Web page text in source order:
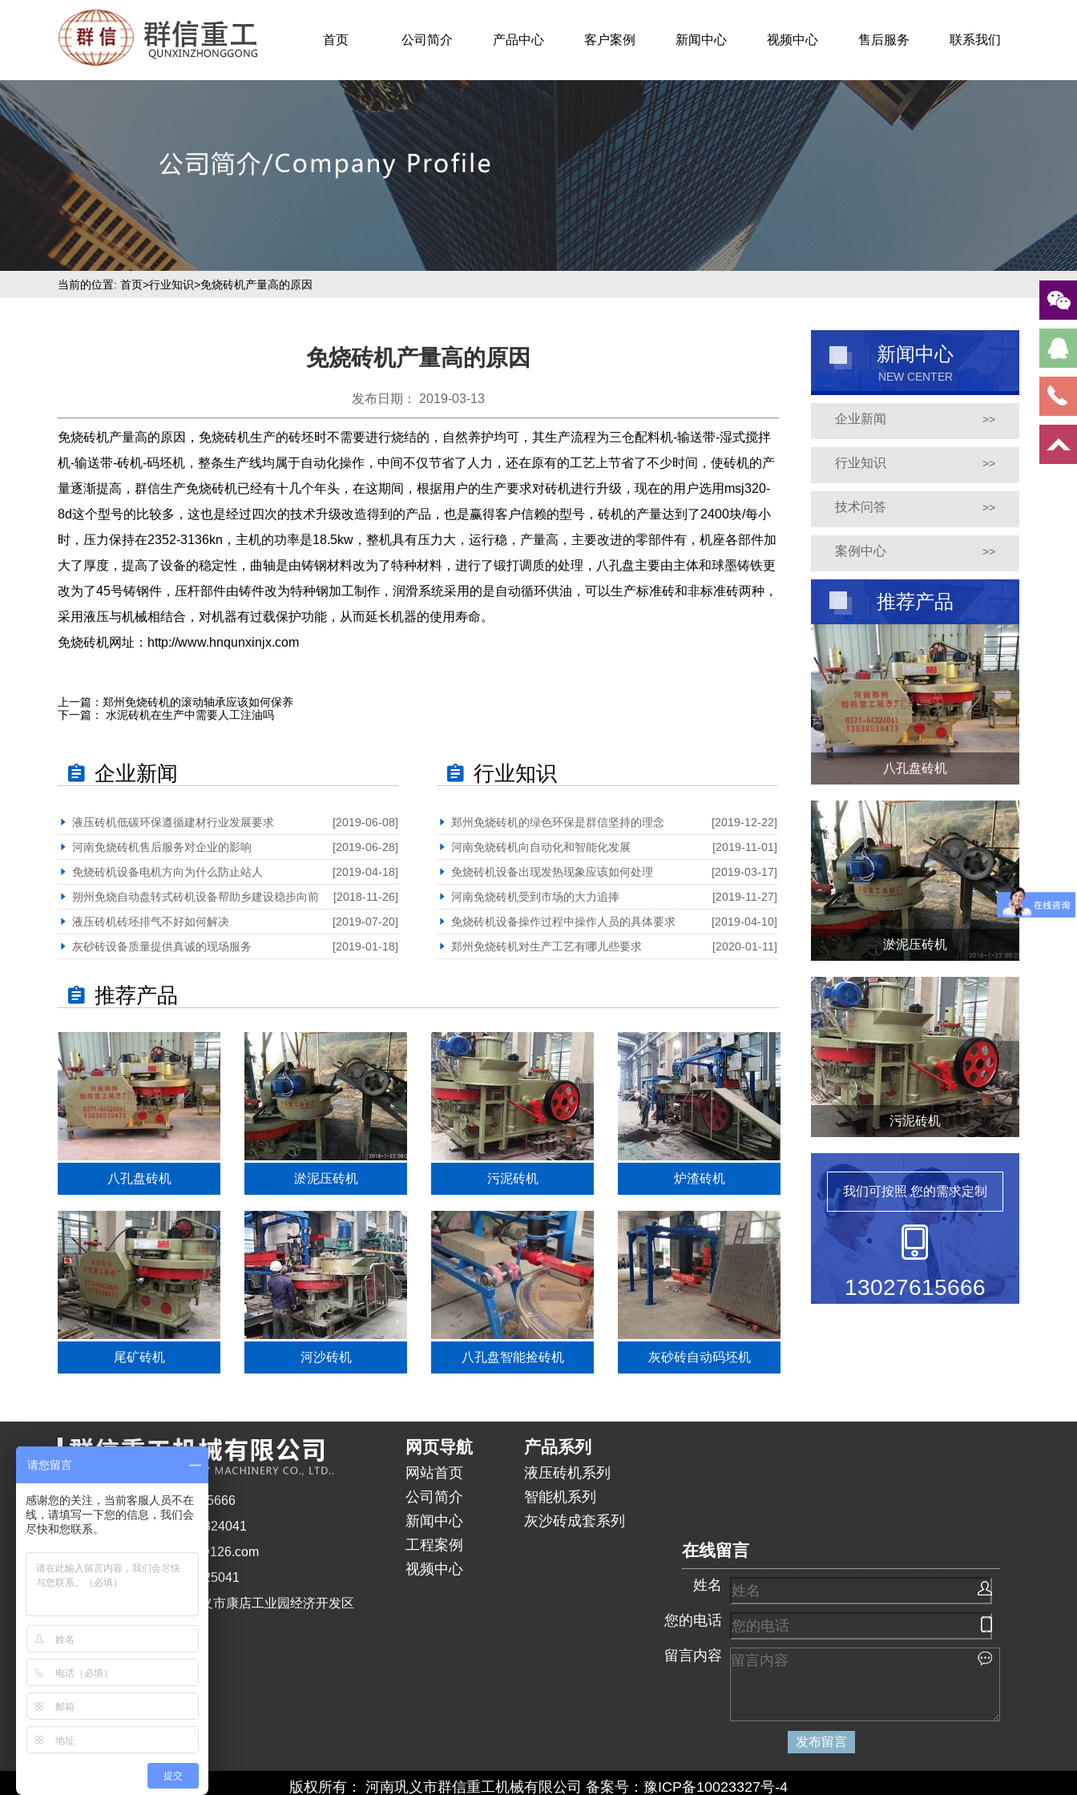
首页 公司简介 产品中心 客户案例 新闻中心 视频中心 售后服务 联系我们
当前的位置: 首页>行业知识>免烧砖机产量高的原因
新闻中心
NEW CENTER
企业新闻 >>
行业知识 >>
技术问答 >>
案例中心 >>
推荐产品
八孔盘砖机
淤泥压砖机
污泥砖机
我们可按照您的需求定制
13027615666
免烧砖机产量高的原因
发布日期： 2019-03-13
免烧砖机产量高的原因，免烧砖机生产的砖坯时不需要进行烧结的，自然养护均可，其生产流程为三仓配料机-输送带-湿式搅拌
机-输送带-砖机-码坯机，整条生产线均属于自动化操作，中间不仅节省了人力，还在原有的工艺上节省了不少时间，使砖机的产
量逐渐提高，群信生产免烧砖机已经有十几个年头，在这期间，根据用户的生产要求对砖机进行升级，现在的用户选用msj320-
8d这个型号的比较多，这也是经过四次的技术升级改造得到的产品，也是赢得客户信赖的型号，砖机的产量达到了2400块/每小
时，压力保持在2352-3136kn，主机的功率是18.5kw，整机具有压力大，运行稳，产量高，主要改进的零部件有，机座各部件加
大了厚度，提高了设备的稳定性，曲轴是由铸钢材料改为了特种材料，进行了锻打调质的处理，八孔盘主要由主体和球墨铸铁更
改为了45号铸钢件，压杆部件由铸件改为特种钢加工制作，润滑系统采用的是自动循环供油，可以生产标准砖和非标准砖两种，
采用液压与机械相结合，对机器有过载保护功能，从而延长机器的使用寿命。
免烧砖机网址：http://www.hnqunxinjx.com
上一篇： 郑州免烧砖机的滚动轴承应该如何保养
下一篇：
水泥砖机在生产中需要人工注油吗
企业新闻
液压砖机低碳环保遵循建材行业发展要求
[2019-06-08]
河南免烧砖机售后服务对企业的影响
[2019-06-28]
免烧砖机设备电机方向为什么防止站人
[2019-04-18]
朔州免烧自动盘转式砖机设备帮助乡建设稳步向前
[2018-11-26]
液压砖机砖坯排气不好如何解决
[2019-07-20]
灰砂砖设备质量提供真诚的现场服务
[2019-01-18]
行业知识
郑州免烧砖机的绿色环保是群信坚持的理念
[2019-12-22]
河南免烧砖机向自动化和智能化发展
[2019-11-01]
免烧砖机设备出现发热现象应该如何处理
[2019-03-17]
河南免烧砖机受到市场的大力追捧
[2019-11-27]
免烧砖机设备操作过程中操作人员的具体要求
[2019-04-10]
郑州免烧砖机对生产工艺有哪儿些要求
[2020-01-11]
推荐产品
八孔盘砖机 淤泥压砖机 污泥砖机 炉渣砖机
尾矿砖机 河沙砖机 八孔盘智能捡砖机 灰砂砖自动码坯机
销售电话1： 13027615666
销售电话2： 0371-64324041
公司邮箱： qunxinjx@126.com
公司传真： 0371-64325041
公司地址： 河南省巩义市康店工业园经济开发区
网页导航
网站首页
公司简介
新闻中心
工程案例
视频中心
产品系列
液压砖机系列
智能机系列
灰沙砖成套系列
在线留言
姓名
您的电话
留言内容
版权所有： 河南巩义市群信重工机械有限公司 备案号：豫ICP备10023327号-4
请您留言
感谢您的关注，当前客服人员不在
线，请填写一下您的信息，我们会
尽快和您联系。
提交